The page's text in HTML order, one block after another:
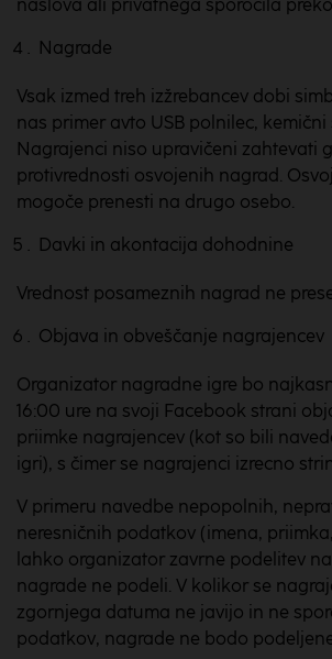
naslova ali privatnega sporočila preko
Nagrade
Vsak izmed treh izžrebancev dobi
nas primer avto USB polnilec, kemični
Nagrajenci niso upravičeni zahtevati
protivrednosti osvojenih nagrad.
mogoče prenesti na drugo osebo.
Davki in akontacija dohodnine
Vrednost posameznih nagrad ne
Objava in obveščanje nagrajencev
Organizator nagradne igre bo
16:00 ure na svoji Facebook strani
priimke nagrajencev (kot so bili
igri), s čimer se nagrajenci izrecno
V primeru navedbe nepopolnih,
neresničnih podatkov (imena,
lahko organizator zavrne podelitev
nagrade ne podeli. V kolikor se
zgornjega datuma ne javijo in ne
podatkov, nagrade ne bodo